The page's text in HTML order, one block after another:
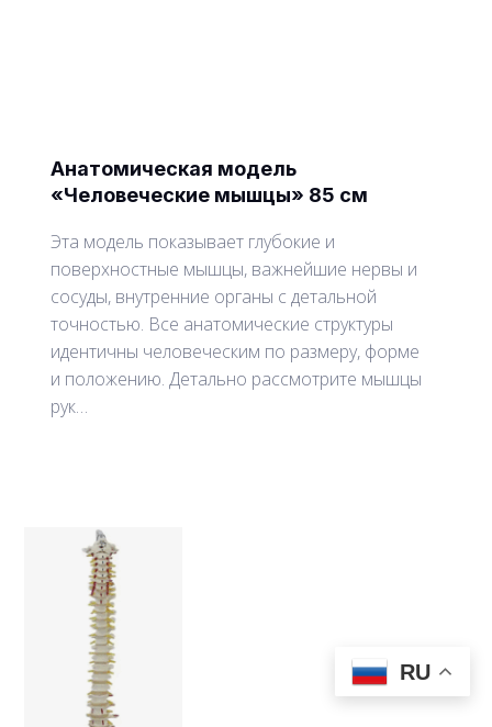
Анатомическая модель
«Человеческие мышцы» 85 см
Эта модель показывает глубокие и
поверхностные мышцы, важнейшие нервы и
сосуды, внутренние органы с детальной
точностью. Все анатомические структуры
идентичны человеческим по размеру, форме
и положению. Детально рассмотрите мышцы
рук…
RU